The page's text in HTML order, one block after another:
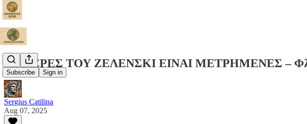
Subscribe Sign in
ΟΙ ΜΕΡΕΣ ΤΟΥ ΖΕΛΕΝΣΚΙ ΕΙΝΑΙ ΜΕΤΡΗΜΕΝΕΣ –
Sergius Catilina
Aug 07, 2025